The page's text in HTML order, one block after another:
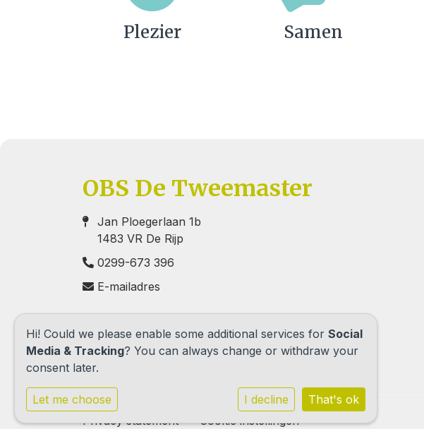
Plezier Samen
OBS De Tweemaster
Jan Ploegerlaan 1b
1483 VR De Rijp
0299-673 396
E-mailadres
Privacy statement Cookie instellingen
Hi! Could we please enable some additional services for Social
Media & Tracking? You can always change or withdraw your
consent later.
Let me choose I decline That's ok